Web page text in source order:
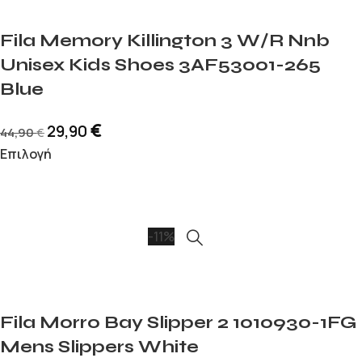
Fila Memory Killington 3 W/R Nnb
Unisex Kids Shoes 3AF53001-265
Blue
44,90€ 29,90€
Επιλογή
-11%
Fila Morro Bay Slipper 2 1010930-1FG
Mens Slippers White